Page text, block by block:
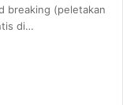
breaking (peletakan
di…